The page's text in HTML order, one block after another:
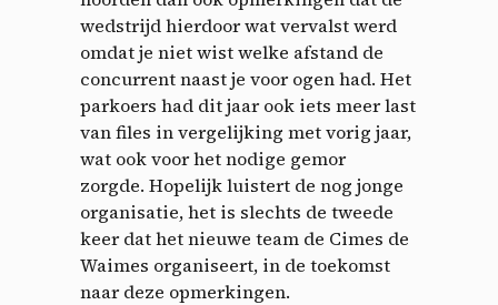
wedstrijd hierdoor wat vervalst werd
omdat je niet wist welke afstand de
concurrent naast je voor ogen had. Het
parkoers had dit jaar ook iets meer last
van files in vergelijking met vorig jaar,
wat ook voor het nodige gemor
zorgde. Hopelijk luistert de nog jonge
organisatie, het is slechts de tweede
keer dat het nieuwe team de Cimes de
Waimes organiseert, in de toekomst
naar deze opmerkingen.